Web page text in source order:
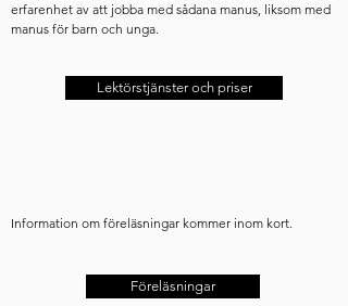
erfarenhet av att jobba med sådana manus, liksom med
manus för barn och unga.
Lektörstjänster och priser
Information om föreläsningar kommer inom kort.
Föreläsningar